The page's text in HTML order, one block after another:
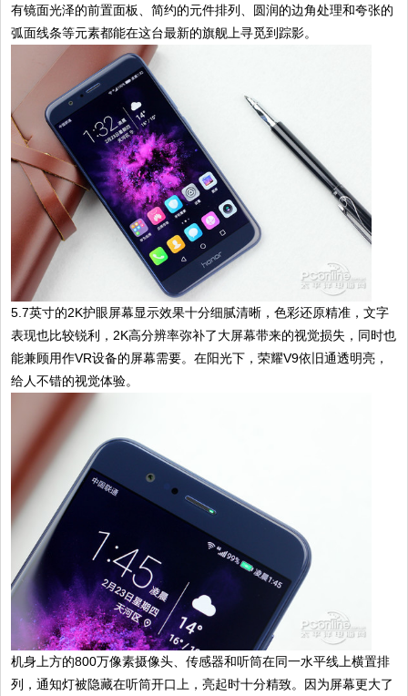
有镜面光泽的前置面板、简约的元件排列、圆润的边角处理和夸张的
弧面线条等元素都能在这台最新的旗舰上寻觅到踪影。
5.7英寸的2K护眼屏幕显示效果十分细腻清晰，色彩还原精准，文字
表现也比较锐利，2K高分辨率弥补了大屏幕带来的视觉损失，同时也
能兼顾用作VR设备的屏幕需要。在阳光下，荣耀V9依旧通透明亮，
给人不错的视觉体验。
机身上方的800万像素摄像头、传感器和听筒在同一水平线上横置排
列，通知灯被隐藏在听筒开口上，亮起时十分精致。因为屏幕更大了